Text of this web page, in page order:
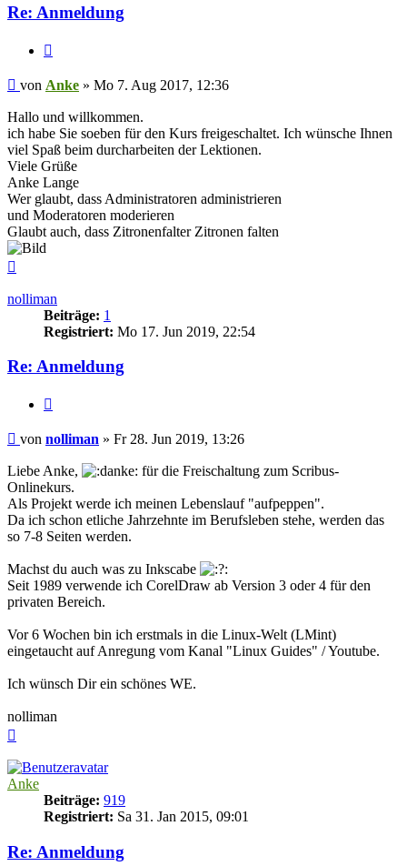
Re: Anmeldung
Beitrag
von Anke » Mo 7. Aug 2017, 12:36
Hallo und willkommen.
ich habe Sie soeben für den Kurs freigeschaltet. Ich wünsche Ihnen
viel Spaß beim durcharbeiten der Lektionen.
Viele Grüße
Anke Lange
Wer glaubt, dass Administratoren administrieren
und Moderatoren moderieren
Glaubt auch, dass Zitronenfalter Zitronen falten
nolliman
Beiträge: 1
Registriert: Mo 17. Jun 2019, 22:54
Re: Anmeldung
Beitrag
von nolliman » Fr 28. Jun 2019, 13:26
Liebe Anke,
für die Freischaltung zum Scribus-
Onlinekurs.
Als Projekt werde ich meinen Lebenslauf "aufpeppen".
Da ich schon etliche Jahrzehnte im Berufsleben stehe, werden das
so 7-8 Seiten werden.
Machst du auch was zu Inkscabe
Seit 1989 verwende ich CorelDraw ab Version 3 oder 4 für den
privaten Bereich.
Vor 6 Wochen bin ich erstmals in die Linux-Welt (LMint)
eingetaucht auf Anregung vom Kanal "Linux Guides" / Youtube.
Ich wünsch Dir ein schönes WE.
nolliman
Anke
Beiträge: 919
Registriert: Sa 31. Jan 2015, 09:01
Re: Anmeldung